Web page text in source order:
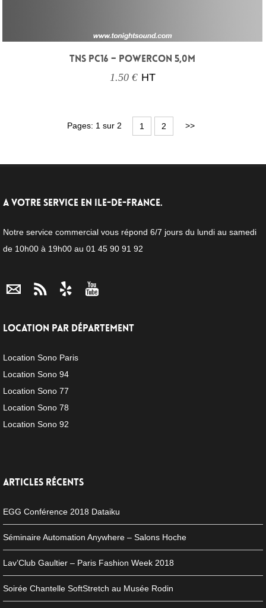
TNS PC16 – POWERCON 5,0M
1.50 € HT
Pages: 1 sur 2 1 2 >>
A VOTRE SERVICE EN ILE-DE-FRANCE.
Notre service commercial vous répond 6/7 jours du lundi au samedi
de 10h00 à 19h00 au 01 45 90 91 92
LOCATION PAR DÉPARTEMENT
Location Sono Paris
Location Sono 94
Location Sono 77
Location Sono 78
Location Sono 92
ARTICLES RÉCENTS
EGG Conférence 2018 Dataiku
Séminaire Automation Anywhere – Salons Hoche
Lav’Club Gaultier – Paris Fashion Week 2018
Soirée Chantelle SoftStretch au Musée Rodin